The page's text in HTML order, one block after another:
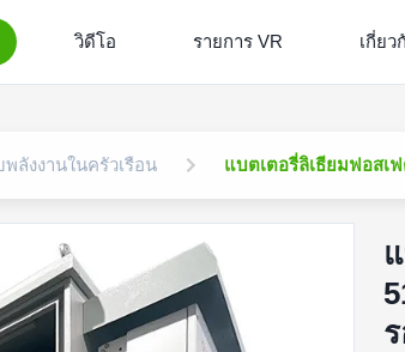
วิดีโอ รายการ VR เกี่ยว
ลังงานในครัวเรือน แบตเตอรี่ลิเธียมฟอสเ